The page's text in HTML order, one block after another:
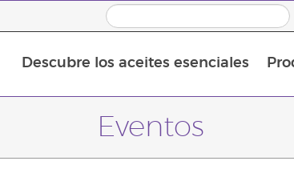
Descubre los aceites esenciales
Eventos